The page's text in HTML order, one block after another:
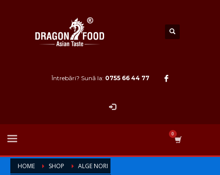
Întrebări? Sună la: 0755 66 44 77
HOME SHOP
ALGE NORI